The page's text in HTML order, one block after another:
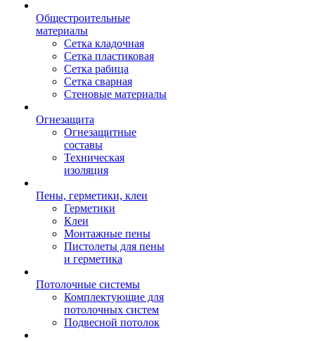
Общестроительные
материалы
Сетка кладочная
Сетка пластиковая
Сетка рабица
Сетка сварная
Стеновые материалы
Огнезащита
Огнезащитные
составы
Техническая
изоляция
Пены, герметики, клеи
Герметики
Клеи
Монтажные пены
Пистолеты для пены
и герметика
Потолочные системы
Комплектующие для
потолочных систем
Подвесной потолок